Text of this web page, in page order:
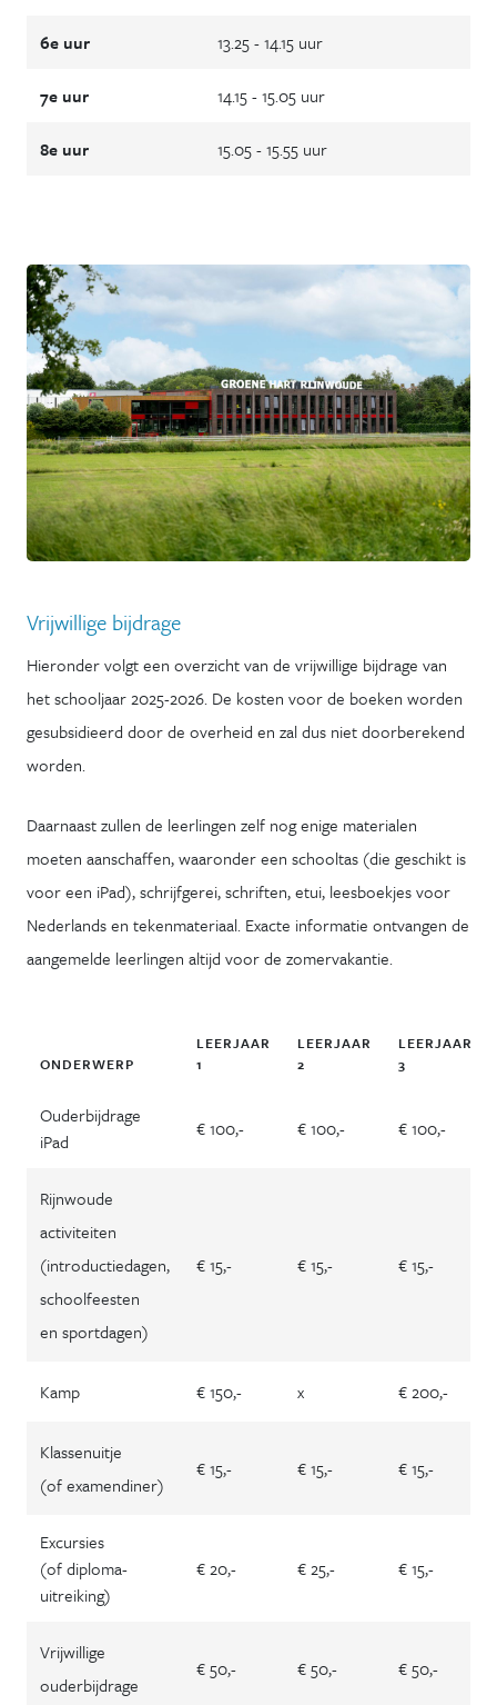
6e uur 13.25 - 14.15 uur
7e uur 14.15 - 15.05 uur
8e uur 15.05 - 15.55 uur
Vrijwillige bijdrage
Hieronder volgt een overzicht van de vrijwillige bijdrage van
het schooljaar 2025-2026. De kosten voor de boeken worden
gesubsidieerd door de overheid en zal dus niet doorberekend
worden.
Daarnaast zullen de leerlingen zelf nog enige materialen
moeten aanschaffen, waaronder een schooltas (die geschikt is
voor een iPad), schrijfgerei, schriften, etui, leesboekjes voor
Nederlands en tekenmateriaal. Exacte informatie ontvangen de
aangemelde leerlingen altijd voor de zomervakantie.
ONDERWERP
LEERJAAR
1
LEERJAAR
2
LEERJAAR
3
Ouderbijdrage
iPad
€ 100,- € 100,- € 100,-
Rijnwoude
activiteiten
(introductiedagen,
schoolfeesten
en sportdagen)
€ 15,- € 15,- € 15,-
Kamp € 150,- x € 200,-
Klassenuitje
(of examendiner)
€ 15,- € 15,- € 15,-
Excursies
(of diploma-
uitreiking)
€ 20,- € 25,- € 15,-
Vrijwillige
ouderbijdrage
€ 50,- € 50,- € 50,-